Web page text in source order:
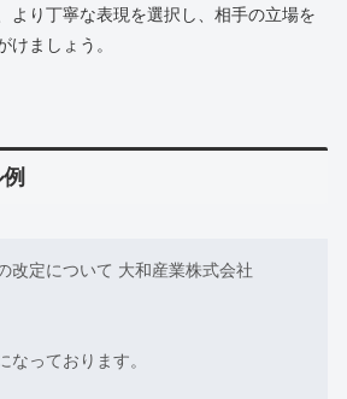
より丁寧な表現を選択し、相手の立場を
けましょう。
改定について 大和産業株式会社
なっております。